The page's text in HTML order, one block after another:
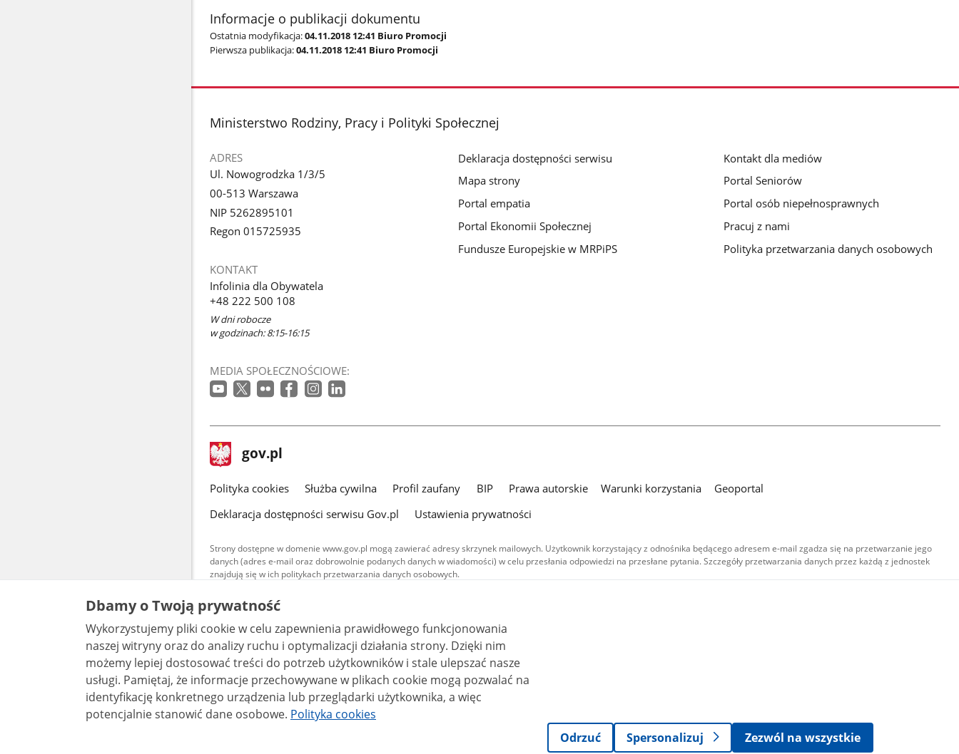
Informacje o publikacji dokumentu
Ostatnia modyfikacja:04.11.2018 12:41 Biuro Promocji
Pierwsza publikacja:04.11.2018 12:41 Biuro Promocji
stopka
Ministerstwo Rodziny, Pracy i Polityki Społecznej
ADRES
Ul. Nowogrodzka 1/3/5
00-513 Warszawa
NIP 5262895101
Regon 015725935
KONTAKT
Infolinia dla Obywatela
+48 222 500 108
W dni robocze
w godzinach: 8:15-16:15
MEDIA SPOŁECZNOŚCIOWE:
Deklaracja dostępności serwisu
Mapa strony
Portal empatia
Portal Ekonomii Społecznej
Fundusze Europejskie w MRPiPS
Kontakt dla mediów
Portal Seniorów
Portal osób niepełnosprawnych
Pracuj z nami
Polityka przetwarzania danych osobowych
stopka
gov.pl Strona
gov.pl
gov.pl
Polityka cookies Służba cywilna Profil zaufany BIP Prawa autorskie Warunki korzystania
Geoportal
Deklaracja dostępności serwisu Gov.pl
Ustawienia prywatności
Strony dostępne w domenie www.gov.pl mogą zawierać adresy skrzynek mailowych. Użytkownik korzystający z odnośnika będącego adresem e-mail zgadza się na przetwarzanie jego
danych (adres e-mail oraz dobrowolnie podanych danych w wiadomości) w celu przesłania odpowiedzi na przesłane pytania. Szczegóły przetwarzania danych przez każdą z jednostek
znajdują się w ich politykach przetwarzania danych osobowych.
Treści tekstowe publikowane w serwisie (z wyłączeniem treści audiowizualnych), są
udostępniane na licencji typu Creative Commons: uznanie autorstwa - na tych samych
warunkach 4.0 (CC BY-SA 4.0). Materiały audiowizualne, w tym zdjęcia, materiały audio i wideo,
są udostępniane na licencji typu Creative Commons: uznanie autorstwa użycie niekomercyjne -
bez utworów zależnych 4.0 (CC BY-NC-ND 4.0), o ile nie jest to stwierdzone inaczej.
Dbamy o Twoją prywatność
Wykorzystujemy pliki cookie w celu zapewnienia prawidłowego funkcjonowania
naszej witryny oraz do analizy ruchu i optymalizacji działania strony. Dzięki nim
możemy lepiej dostosować treści do potrzeb użytkowników i stale ulepszać nasze
usługi. Pamiętaj, że informacje przechowywane w plikach cookie mogą pozwalać na
identyfikację konkretnego urządzenia lub przeglądarki użytkownika, a więc
potencjalnie stanowić dane osobowe. Polityka cookies
Odrzuć
Spersonalizuj Zezwól na wszystkie